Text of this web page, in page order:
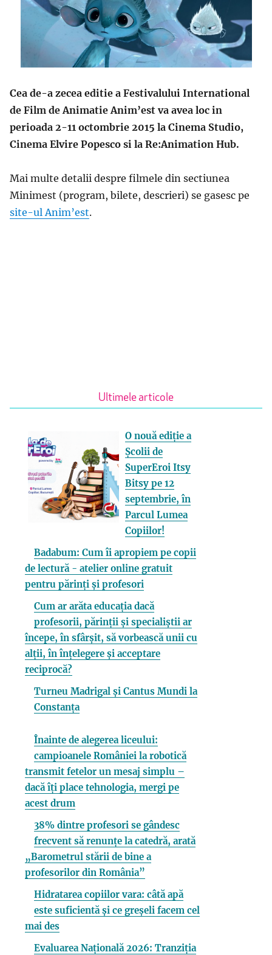
Cea de-a zecea editie a Festivalului International
de Film de Animatie Anim’est va avea loc in
perioada 2-11 octombrie 2015 la Cinema Studio,
Cinema Elvire Popesco si la Re:Animation Hub.
Mai multe detalii despre filmele din sectiunea
Minimest (program, bilete, descrieri) se gasesc pe
site-ul Anim’est.
Ultimele articole
O nouă ediție a
Școlii de
SuperEroi Itsy
Bitsy pe 12
septembrie, în
Parcul Lumea
Copiilor!
Badabum: Cum îi apropiem pe copii
de lectură - atelier online gratuit
pentru părinți și profesori
Cum ar arăta educația dacă
profesorii, părinții și specialiștii ar
începe, în sfârșit, să vorbească unii cu
alții, în înțelegere și acceptare
reciprocă?
Turneu Madrigal și Cantus Mundi la
Constanța
Înainte de alegerea liceului:
campioanele României la robotică
transmit fetelor un mesaj simplu –
dacă îți place tehnologia, mergi pe
acest drum
38% dintre profesori se gândesc
frecvent să renunțe la catedră, arată
„Barometrul stării de bine a
profesorilor din România”
Hidratarea copiilor vara: câtă apă
este suficientă și ce greșeli facem cel
mai des
Evaluarea Națională 2026: Tranziția